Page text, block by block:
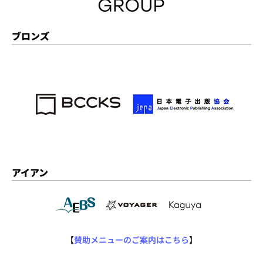
ブロンズ
アイアン
【賛助メニューのご案内はこちら】